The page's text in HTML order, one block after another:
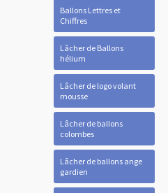
Ballons Lettres et
Chiffres
Lâcher de Ballons
hélium
Lâcher de logo volant
mousse
Lâcher de ballons
colombes
Lâcher de ballons ange
gardien